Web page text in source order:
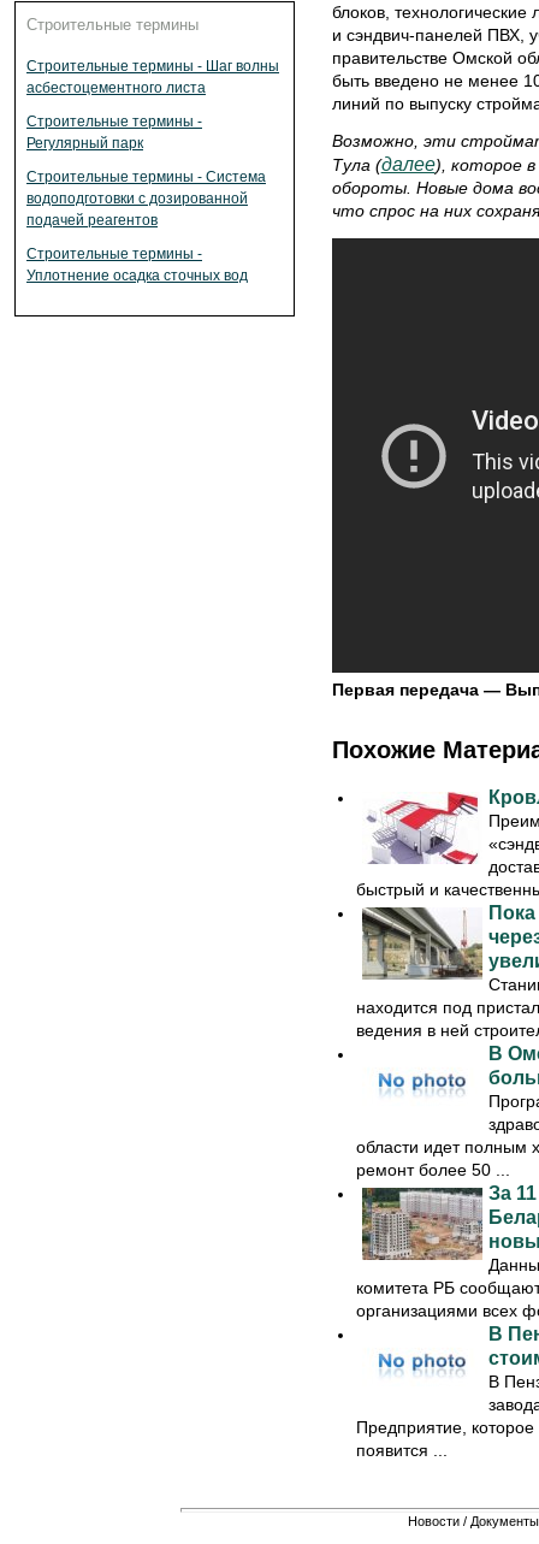
Строительные термины
Строительные термины - Шаг волны
асбестоцементного листа
Строительные термины -
Регулярный парк
Строительные термины - Система
водоподготовки с дозированной
подачей реагентов
Строительные термины -
Уплотнение осадка сточных вод
блоков,
и сэндвич-панелей ПВХ,
правительстве Омской
быть введено не менее
линий по выпуску
Возможно, эти
Тула (далее), которое в
обороты. Новые дома
что спрос на них
Первая передача —
Похожие
быстрый и
находится под
ведения в ней
В
области идет полным
ремонт более 50 ...
За
комитета РБ
организациями всех
В
В
Предприятие,
появится ...
Новости / Документы